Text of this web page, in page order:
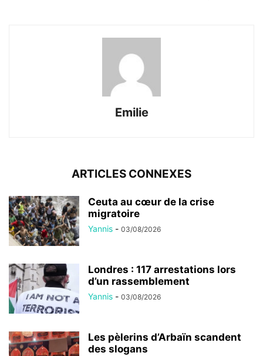
Emilie
ARTICLES CONNEXES
Ceuta au cœur de la crise
migratoire
Yannis - 03/08/2026
Londres : 117 arrestations lors
d’un rassemblement
Yannis - 03/08/2026
Les pèlerins d’Arbaïn scandent
des slogans